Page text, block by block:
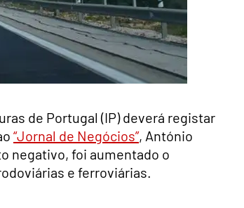
de Portugal (IP) deverá registar
“Jornal de Negócios”, António
negativo, foi aumentado o
e ferroviárias.